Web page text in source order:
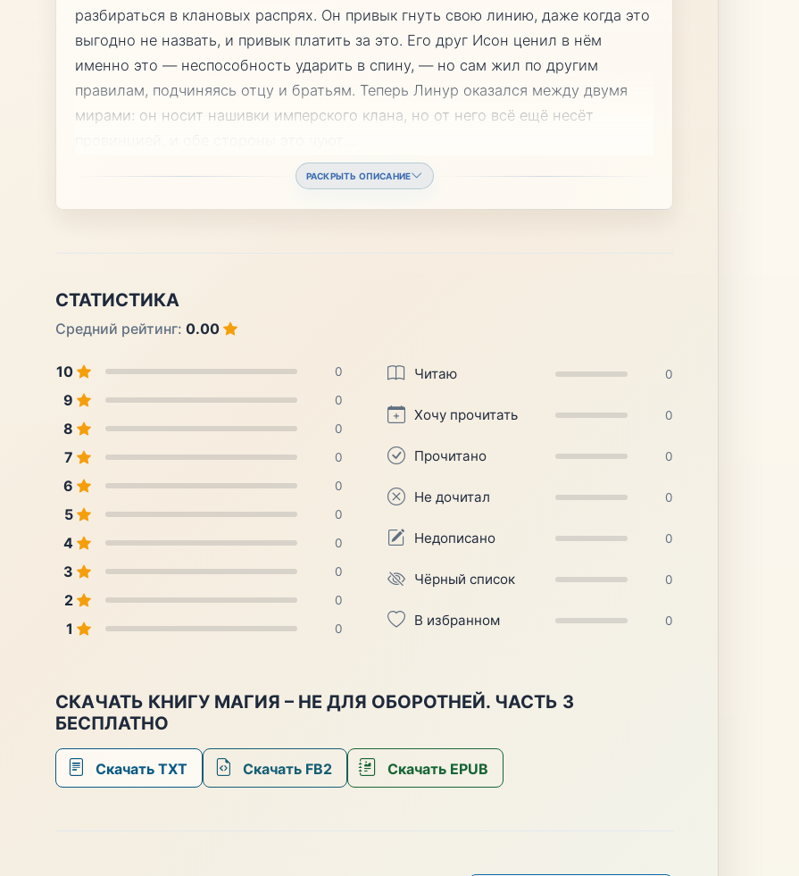
разбираться в клановых распрях. Он привык гнуть свою линию, даже когда это
выгодно не назвать, и привык платить за это. Его друг Исон ценил в нём
именно это — неспособность ударить в спину, — но сам жил по другим
правилам, подчиняясь отцу и братьям. Теперь Линур оказался между двумя
мирами: он носит нашивки имперского клана, но от него всё ещё несёт
РАСКРЫТЬ ОПИСАНИЕ
СТАТИСТИКА
Средний рейтинг: 0.00
10 0
9 0
8 0
7 0
6 0
5 0
4 0
3 0
2 0
1 0
Читаю 0
Хочу прочитать 0
Прочитано 0
Не дочитал 0
Недописано 0
Чёрный список 0
В избранном 0
СКАЧАТЬ КНИГУ МАГИЯ – НЕ ДЛЯ ОБОРОТНЕЙ. ЧАСТЬ 3
БЕСПЛАТНО
Скачать TXT Скачать FB2 Скачать EPUB